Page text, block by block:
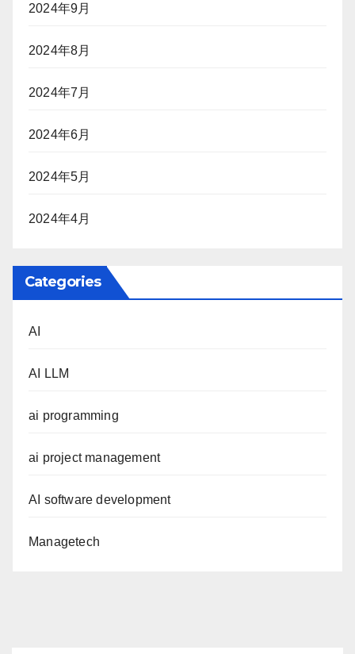
2024年9月
2024年8月
2024年7月
2024年6月
2024年5月
2024年4月
Categories
AI
AI LLM
ai programming
ai project management
AI software development
Managetech